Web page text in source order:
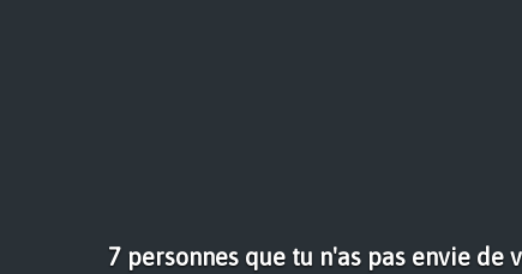
7 personnes que tu n'as pas envie de